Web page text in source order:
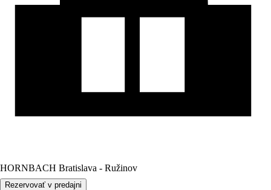
HORNBACH Bratislava - Ružinov
Rezervovať v predajni